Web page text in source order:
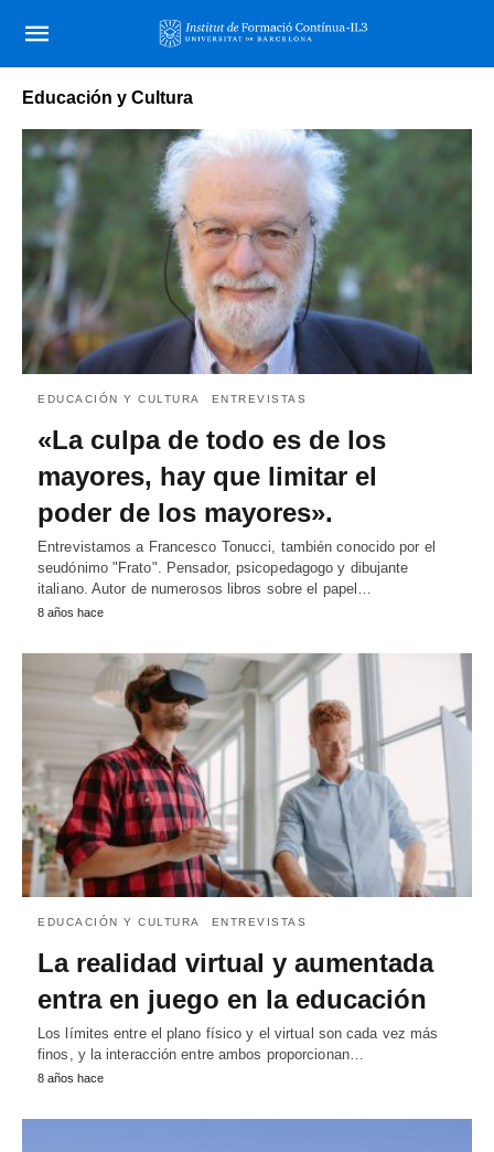
Educación y Cultura
EDUCACIÓN Y CULTURA ENTREVISTAS
«La culpa de todo es de los
mayores, hay que limitar el
poder de los mayores».
Entrevistamos a Francesco Tonucci, también conocido por el
seudónimo "Frato". Pensador, psicopedagogo y dibujante
italiano. Autor de numerosos libros sobre el papel…
8 años hace
EDUCACIÓN Y CULTURA ENTREVISTAS
La realidad virtual y aumentada
entra en juego en la educación
Los límites entre el plano físico y el virtual son cada vez más
finos, y la interacción entre ambos proporcionan…
8 años hace